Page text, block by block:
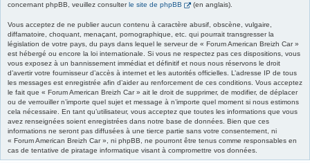
concernant phpBB, veuillez consulter le site de phpBB (en anglais).
Vous acceptez de ne publier aucun contenu à caractère abusif, obscène, vulgaire,
diffamatoire, choquant, menaçant, pornographique, etc. qui pourrait transgresser la
législation de votre pays, du pays dans lequel le serveur de « Forum American Breizh Car »
est hébergé ou encore la loi internationale. Si vous ne respectez pas ces dispositions, vous
vous exposez à un bannissement immédiat et définitif et nous nous réservons le droit
d’avertir votre fournisseur d’accès à internet et les autorités officielles. L’adresse IP de tous
les messages est enregistrée afin d’aider au renforcement de ces conditions. Vous acceptez
le fait que « Forum American Breizh Car » ait le droit de supprimer, de modifier, de déplacer
ou de verrouiller n’importe quel sujet et message à n’importe quel moment si nous estimons
cela nécessaire. En tant qu’utilisateur, vous acceptez que toutes les informations que vous
avez renseignées soient enregistrées dans notre base de données. Bien que ces
informations ne seront pas diffusées à une tierce partie sans votre consentement, ni
« Forum American Breizh Car », ni phpBB, ne pourront être tenus comme responsables en
cas de tentative de piratage informatique visant à compromettre vos données.